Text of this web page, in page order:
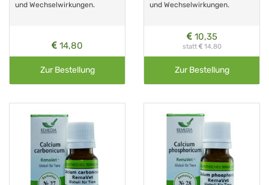
und Wechselwirkungen.
14,80
Zur Bestellung
und Wechselwirkungen.
10,35
statt 14,80
Zur Bestellung